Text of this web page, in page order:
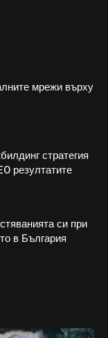
мрежи върху
стратегия
резултатите
си при
в България